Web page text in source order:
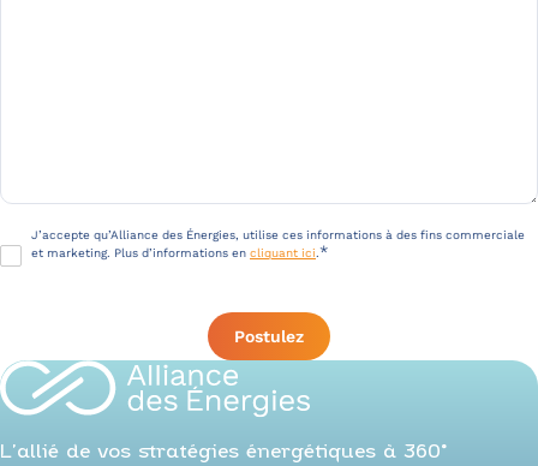
RGPD
*
J’accepte qu’Alliance des Énergies, utilise ces informations à des fins commerciale
et marketing. Plus d’informations en cliquant ici *
L’allié de vos stratégies énergétiques à 360°